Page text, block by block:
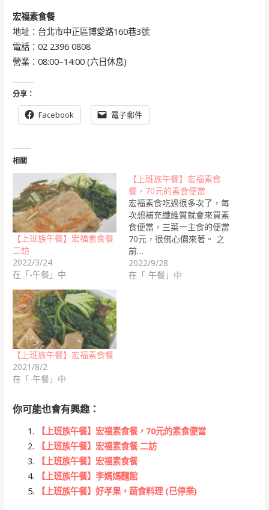
宏福素食餐
地址：台北市中正區博愛路160巷3號
電話：02 2396 0808
營業：08:00–14:00 (六日休息)
分享：
Facebook 電子郵件
相關
【上班族午餐】宏福素食餐
二訪
2022/3/24
在「-午餐」中
【上班族午餐】宏福素食
餐，70元的素食便當
宏福素食吃過很多次了，每
次想補充纖維質就會來買素
食便當，三菜一主食的便當
70元，很佛心價來著。 之
前…
2022/9/28
在「-午餐」中
【上班族午餐】宏福素食餐
2021/8/2
在「-午餐」中
你可能也會有興趣：
【上班族午餐】宏福素食餐，70元的素食便當
【上班族午餐】宏福素食餐 二訪
【上班族午餐】宏福素食餐
【上班族午餐】李媽媽麵館
【上班族午餐】好孝果，蔬食料理 (已停業)